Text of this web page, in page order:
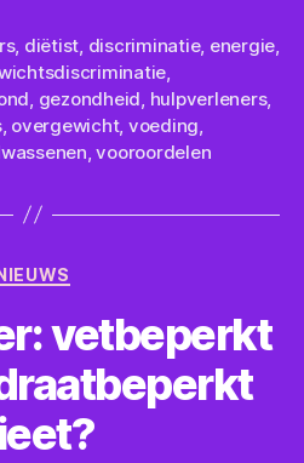
, diëtist discriminatie, energie
gezondheid hulpverleners,
, overgewicht, voeding
,vooroordelen
Categorieën
vetbeperkt